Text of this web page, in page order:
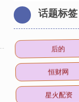
话题标签
后的
恒财网
星火配资